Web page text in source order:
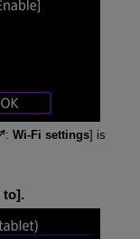
: Wi-Fi settings] is
to].